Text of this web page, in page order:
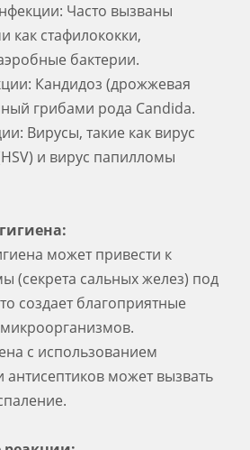
Часто вызваны
как стафилококки,
бактерии.
Кандидоз (дрожжевая
грибами рода Candida.
Вирусы, такие как вирус
и вирус папилломы
может привести к
(секрета сальных желез) под
создает благоприятные
с использованием
может вызвать